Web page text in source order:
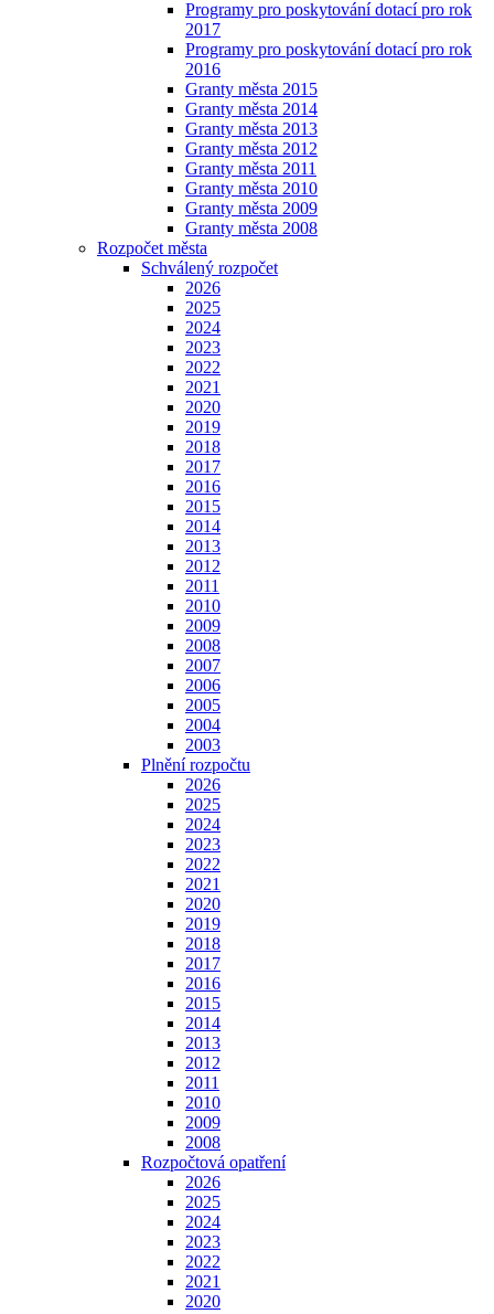
Programy pro poskytování dotací pro rok
2017
Programy pro poskytování dotací pro rok
2016
Granty města 2015
Granty města 2014
Granty města 2013
Granty města 2012
Granty města 2011
Granty města 2010
Granty města 2009
Granty města 2008
Rozpočet města
Schválený rozpočet
2026
2025
2024
2023
2022
2021
2020
2019
2018
2017
2016
2015
2014
2013
2012
2011
2010
2009
2008
2007
2006
2005
2004
2003
Plnění rozpočtu
2026
2025
2024
2023
2022
2021
2020
2019
2018
2017
2016
2015
2014
2013
2012
2011
2010
2009
2008
Rozpočtová opatření
2026
2025
2024
2023
2022
2021
2020